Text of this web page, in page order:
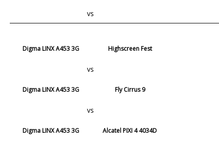
vs
Digma LINX A453 3G
vs
Highscreen Fest
Digma LINX A453 3G
vs
Fly Cirrus 9
Digma LINX A453 3G Alcatel PIXI 4 4034D